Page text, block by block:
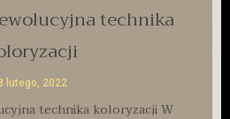
technika
lutego, 2022
technika koloryzacji W